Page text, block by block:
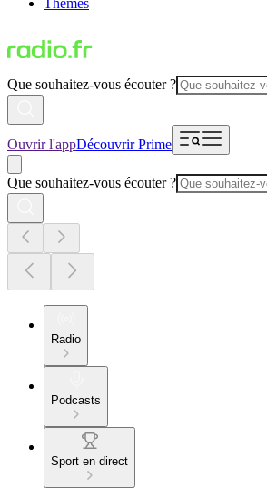
Thèmes
Que souhaitez-vous écouter ?
Ouvrir l'appDécouvrir Prime
Que souhaitez-vous écouter ?
Radio
Podcasts
Sport en direct